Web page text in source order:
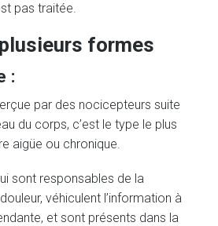
pas traitée.
formes
:
par des nocicepteurs suite
du corps, c’est le type le plus
aigüe ou chronique.
sont responsables de la
véhiculent l’information à
et sont présents dans la